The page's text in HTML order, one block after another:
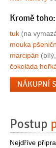
Kromě toho:
tuk (na
mouka
marcipán
čokoláda
NÁKUPNÍ
Postup
Nejdříve